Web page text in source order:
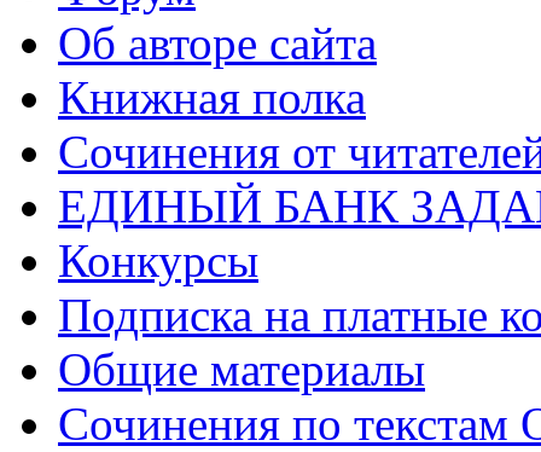
Об авторе сайта
Книжная полка
Cочинения от
ЕДИНЫЙ БАНК
Конкурсы
Подписка на платные
Общие материалы
Сочинения по текстам